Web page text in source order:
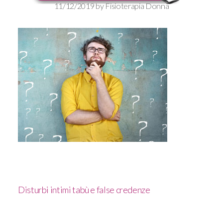
11/12/2019byFisioterapia Donna
Disturbi intimi tabù e false credenze